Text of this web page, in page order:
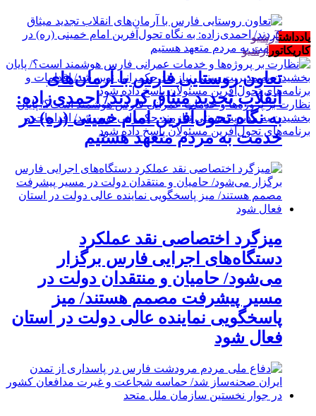
تعاون روستایی فارس با آرمان‌های
انقلاب تجدید میثاق کردند/ احمدی‌زاده:
به نگاه تحول‌آفرین امام خمینی (ره) در
خدمت به مردم متعهد هستیم
میزگرد اختصاصی نقد عملکرد
دستگاه‌های اجرایی فارس برگزار
می‌شود/ حامیان و منتقدان دولت در
مسیر پیشرفت مصمم هستند/ میز
پاسخگویی نماینده عالی دولت در استان
فعال شود
یادداشتآرشیو
کاریکاتور آرشیو
نظارت بر پروژه‌ها و خدمات عمرانی فارس هوشمند است؟/ پایان
بخشیدن به مدیریت سنتی نیازمند حکمرانی نوین شد/ اقدامات و
برنامه‌های تحول‌آفرین مسئولان پاسخ داده شود